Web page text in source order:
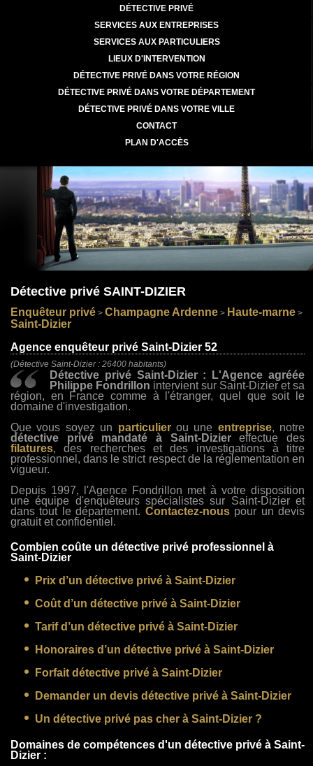
DÉTECTIVE PRIVÉ
SERVICES AUX ENTREPRISES
SERVICES AUX PARTICULIERS
LIEUX D'INTERVENTION
DÉTECTIVE PRIVÉ DANS VOTRE RÉGION
DÉTECTIVE PRIVÉ DANS VOTRE DÉPARTEMENT
DÉTECTIVE PRIVÉ DANS VOTRE VILLE
CONTACT
PLAN D'ACCÈS
Détective privé SAINT-DIZIER
Enquêteur privé > Champagne Ardenne > Haute-marne >
Saint-Dizier
Agence enquêteur privé Saint-Dizier 52
(Détective Saint-Dizier : 26400 habitants)
Détective privé Saint-Dizier : L'Agence agréée
Philippe Fondrillon intervient sur Saint-Dizier et sa
région, en France comme à l'étranger, quel que soit le
domaine d'investigation.
Que vous soyez un particulierou une entreprise, notre
détective privé mandaté à Saint-Diziereffectue des
filatures, des recherches et des investigations à titre
professionnel, dans le strict respect de la réglementation en
vigueur.
Depuis 1997, l'Agence Fondrillon met à votre disposition
une équipe d'enquêteurs spécialistes sur Saint-Dizier et
dans tout le département. Contactez-nouspour un devis
gratuit et confidentiel.
Combien coûte un détective privé professionnel à
Saint-Dizier
Prix d’un détective privé à Saint-Dizier
Coût d’un détective privé à Saint-Dizier
Tarif d’un détective privé à Saint-Dizier
Honoraires d’un détective privé à Saint-Dizier
Forfait détective privé à Saint-Dizier
Demander un devis détective privé à Saint-Dizier
Un détective privé pas cher à Saint-Dizier ?
Domaines de compétences d'un détective privé à Saint-
Dizier :